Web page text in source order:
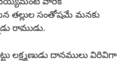
తల్లుల సంతోషమే మనకు
రాముడు.
లక్ష్మణుడు దానములు విరివిగా